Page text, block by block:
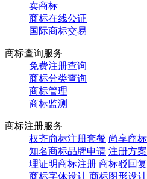
卖商标
商标在线公证
国际商标交易
商标查询服务
免费注册查询
商标分类查询
商标管理
商标监测
商标注册服务
权齐商标注册套餐 尚享商
知名商标品牌申请 注册方
理证明商标注册 商标驳回
商标字体设计 商标图形设计